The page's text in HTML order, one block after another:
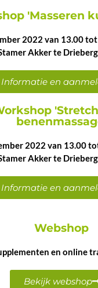
'Masseren
2022 van 13.00
Akker te
Informatie en
2022 van 13.00
Akker te
Informatie en
Webshop
en online
Bekijk webshop